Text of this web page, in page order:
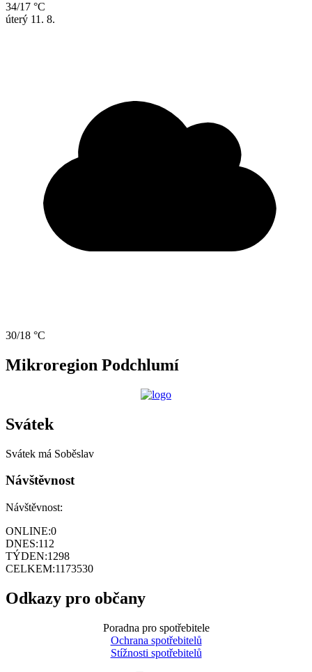
34/17 °C
úterý 11. 8.
30/18 °C
Mikroregion Podchlumí
Svátek
Svátek má Soběslav
Návštěvnost
Návštěvnost:
ONLINE:0
DNES:112
TÝDEN:1298
CELKEM:1173530
Odkazy pro občany
Poradna pro spotřebitele
Ochrana spotřebitelů
Stížnosti spotřebitelů